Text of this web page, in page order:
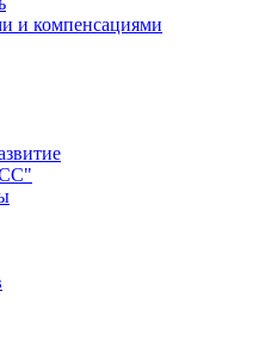
и компенсациями